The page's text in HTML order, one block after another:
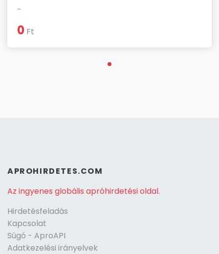
-
0 Ft
APROHIRDETES.COM
Az ingyenes globális apróhirdetési oldal.
Hirdetésfeladás
Kapcsolat
Súgó - AproAPI
Adatkezelési irányelvek